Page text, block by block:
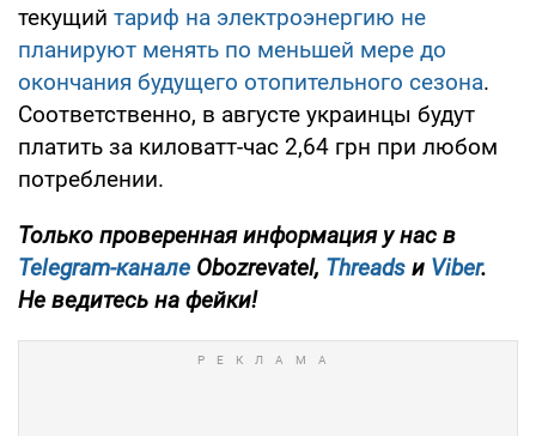
текущий тариф на электроэнергию не
планируют менять по меньшей мере до
окончания будущего отопительного сезона.
Соответственно, в августе украинцы будут
платить за киловатт-час 2,64 грн при любом
потреблении.
Только проверенная информация у нас в
Telegram-канале Obozrevatel, Threads и Viber.
Не ведитесь на фейки!